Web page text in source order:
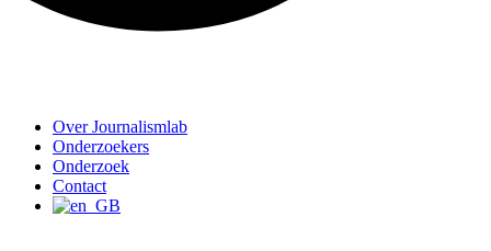
Over Journalismlab
Onderzoekers
Onderzoek
Contact